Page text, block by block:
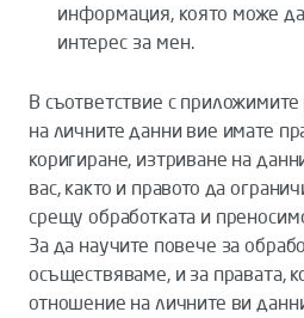
информация, която може
интерес за мен.
В съответствие с
на личните данни вие имате
коригиране, изтриване на
вас, както и правото да
срещу обработката и
За да научите повече за
осъществяваме, и за правата,
отношение на личните ви